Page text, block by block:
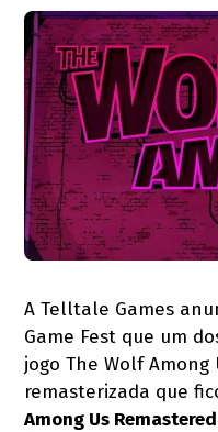
A Telltale Games
Game Fest que um
jogo The Wolf Among
remasterizada que
Among Us Remastered